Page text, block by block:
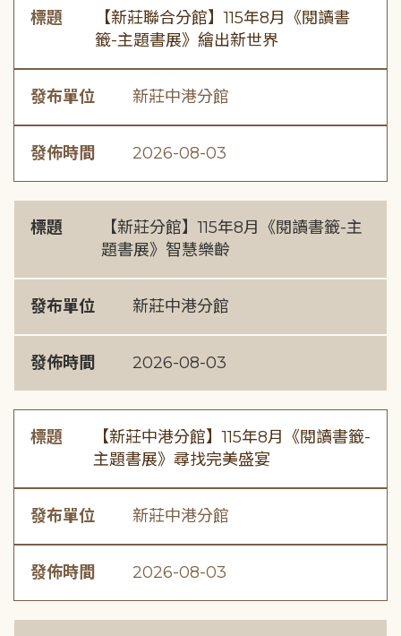
標題
【新莊聯合分館】115年8月《閱讀書
籤-主題書展》繪出新世界
發布單位 新莊中港分館
發佈時間 2026-08-03
標題
【新莊分館】115年8月《閱讀書籤-主
題書展》智慧樂齡
發布單位 新莊中港分館
發佈時間 2026-08-03
標題
【新莊中港分館】115年8月《閱讀書籤-
主題書展》尋找完美盛宴
發布單位 新莊中港分館
發佈時間 2026-08-03